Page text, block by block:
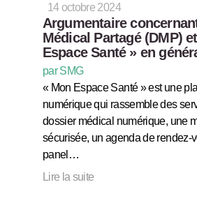
14 octobre 2024
Argumentaire
Médical Partagé (DMP)
Espace Santé » en
par SMG
« Mon Espace Santé » est une
numérique qui rassemble des
dossier médical numérique, une
sécurisée, un agenda de rendez-
panel…
Lire la suite